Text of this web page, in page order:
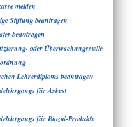
melden
Stiftung beantragen
beantragen
oder Überwachungsstelle
Lehrerdiploms beantragen
für Asbest
für Biozid-Produkte